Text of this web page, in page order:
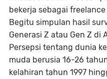
bekerja sebagai
Begitu simpulan hasil
Generasi Z atau Gen Z di
Persepsi tentang dunia
muda berusia 16-26
kelahiran tahun 1997